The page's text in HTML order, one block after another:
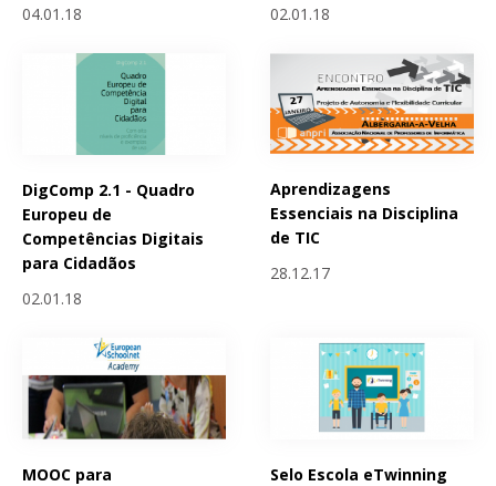
04.01.18
02.01.18
DigComp 2.1 - Quadro
Europeu de
Competências Digitais
para Cidadãos
02.01.18
Aprendizagens
Essenciais na Disciplina
de TIC
28.12.17
MOOC para
Selo Escola eTwinning